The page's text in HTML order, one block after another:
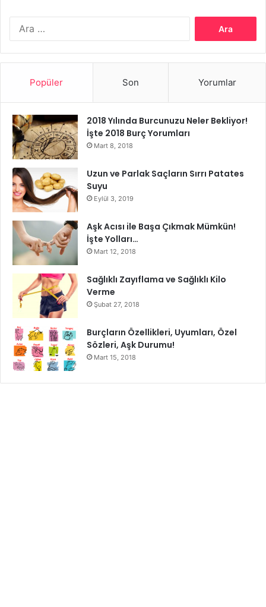
Popüler Son Yorumlar
2018 Yılında Burcunuzu Neler Bekliyor!
İşte 2018 Burç Yorumları
Mart 8, 2018
Uzun ve Parlak Saçların Sırrı Patates
Suyu
Eylül 3, 2019
Aşk Acısı ile Başa Çıkmak Mümkün!
İşte Yolları…
Mart 12, 2018
Sağlıklı Zayıflama ve Sağlıklı Kilo
Verme
Şubat 27, 2018
Burçların Özellikleri, Uyumları, Özel
Sözleri, Aşk Durumu!
Mart 15, 2018